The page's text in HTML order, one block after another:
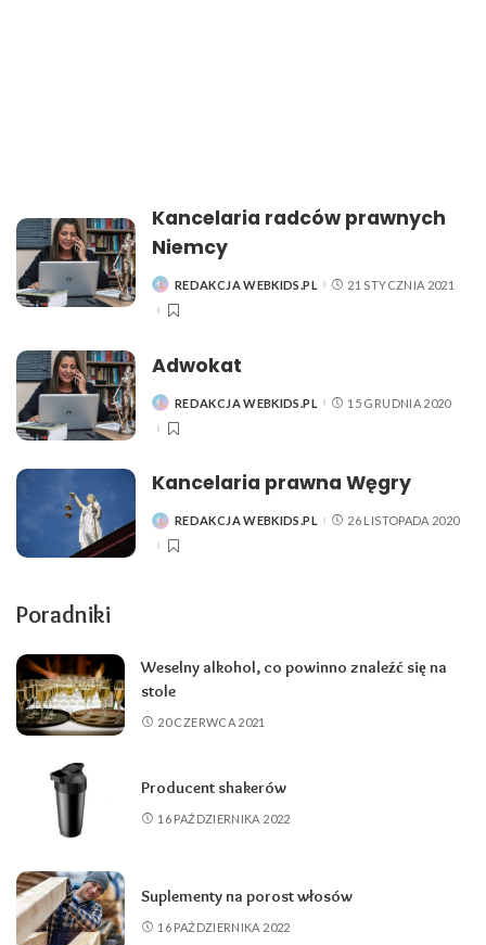
Kancelaria radców prawnych
Niemcy
POSTED
REDAKCJA WEBKIDS.PL 21 STYCZNIA 2021
Adwokat
POSTED
REDAKCJA WEBKIDS.PL 15 GRUDNIA 2020
Kancelaria prawna Węgry
POSTED
REDAKCJA WEBKIDS.PL 26 LISTOPADA 2020
Poradniki
Weselny alkohol, co powinno znaleźć się na
stole
20 CZERWCA 2021
Producent shakerów
16 PAŹDZIERNIKA 2022
Suplementy na porost włosów
16 PAŹDZIERNIKA 2022